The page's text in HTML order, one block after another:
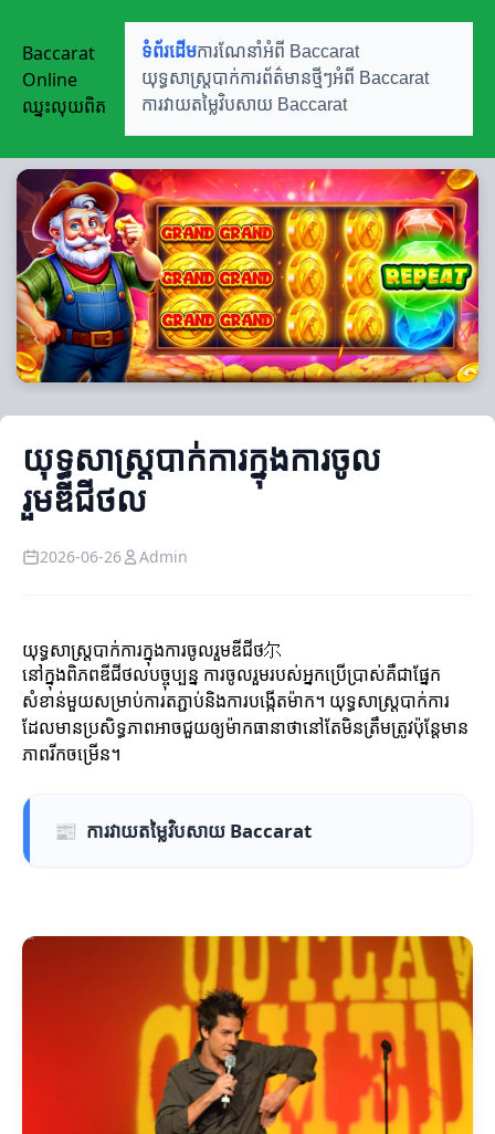
Baccarat
Online
ឈ្នះលុយពិត
ទំព័រដើមការណែនាំអំពី Baccarat
យុទ្ធសាស្ត្របាក់ការព័ត៌មានថ្មីៗអំពី Baccarat
ការវាយតម្លៃវិបសាយ Baccarat
យុទ្ធសាស្ត្របាក់ការក្នុងការចូល
រួមឌីជីថល
2026-06-26 Admin
យុទ្ធសាស្ត្របាក់ការក្នុងការចូលរួមឌីជីថ尔
នៅក្នុងពិភពឌីជីថលបច្ចុប្បន្ន ការចូលរួមរបស់អ្នកប្រើប្រាស់គឺជាផ្នែក
សំខាន់មួយសម្រាប់ការតភ្ជាប់និងការបង្កើតម៉ាក។ យុទ្ធសាស្ត្របាក់ការ
ដែលមានប្រសិទ្ធភាពអាចជួយឲ្យម៉ាកធានាថានៅតែមិនត្រឹមត្រូវប៉ុន្តែមាន
ភាពរីកចម្រើន។
📰 ការវាយតម្លៃវិបសាយ Baccarat